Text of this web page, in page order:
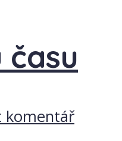
komentář